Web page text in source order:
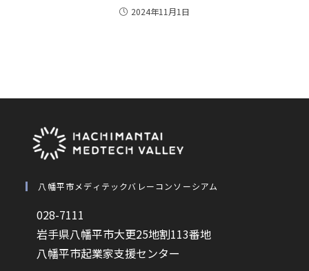
2024年11月1日
八幡平市メディテックバレーコンソーシアム
028-7111
岩手県八幡平市大更25地割113番地
八幡平市起業家支援センター